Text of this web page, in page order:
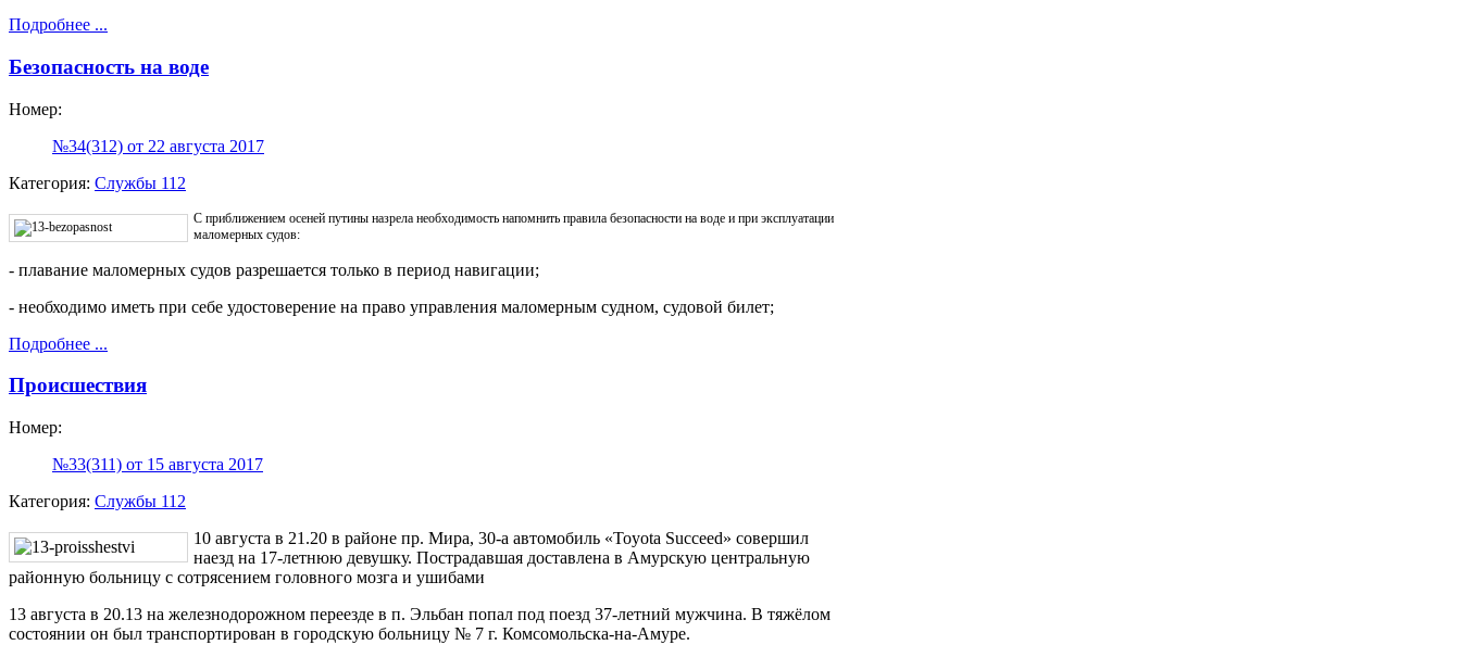
Подробнее ...
Безопасность на воде
Номер:
№34(312) от 22 августа 2017
Категория: Службы 112
С приближением осеней путины назрела необходимость напомнить правила безопасности на воде и при эксплуатации
маломерных судов:
- плавание маломерных судов разрешается только в период навигации;
- необходимо иметь при себе удостоверение на право управления маломерным судном, судовой билет;
Подробнее ...
Происшествия
Номер:
№33(311) от 15 августа 2017
Категория: Службы 112
10 августа в 21.20 в районе пр. Мира, 30-а автомобиль «Toyota Succeed» совершил
наезд на 17-летнюю девушку. Пострадавшая доставлена в Амурскую центральную
районную больницу с сотрясением головного мозга и ушибами
13 августа в 20.13 на железнодорожном переезде в п. Эльбан попал под поезд 37-летний мужчина. В тяжёлом
состоянии он был транспортирован в городскую больницу № 7 г. Комсомольска-на-Амуре.